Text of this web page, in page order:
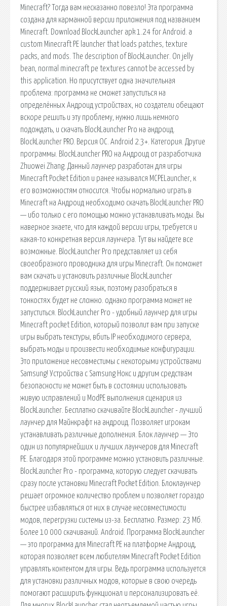
Minecraft? Тогда вам несказанно повезло! Эта программа
создана для карманной версии приложения под названием
Minecraft. Download BlockLauncher apk 1.24 for Android. a
custom Minecraft PE launcher that loads patches, texture
packs, and mods. The description of BlockLauncher. On jelly
bean, normal minecraft pe textures cannot be accessed by
this application. Но присутствует одна значительная
проблема: программа не сможет запуститься на
определённых Андроид устройствах, но создатели обещают
вскоре решить и эту проблему, нужно лишь немного
подождать, и скачать BlockLauncher Pro на андроид.
BlockLauncher PRO. Версия ОС. Android 2.3+. Категория. Другие
программы. BlockLauncher PRO на Андроид от разработчика
Zhuowei Zhang. Данный лаунчер разработан для игры
Minecraft Pocket Edition и ранее назывался MCPELauncher, к
его возможностям относится. Чтобы нормально играть в
Minecraft на Андроид необходимо скачать BlockLauncher PRO
— ибо только с его помощью можно устанавливать моды. Вы
наверное знаете, что для каждой версии игры, требуется и
какая-то конкретная версия лаунчера. Тут вы найдете все
возможные. BlockLauncher Pro представляет из себя
своеобразного проводника для игры Minecraft. Он поможет
вам скачать и установить различные BlockLauncher
поддерживает русский язык, поэтому разобраться в
тонкостях будет не сложно. однако программа может не
запуститься. BlockLauncher Pro - удобный лаунчер для игры
Minecraft pocket Edition, который позволит вам при запуске
игры выбрать текстуры, вбить IP необходимого сервера,
выбрать моды и произвести необходимые конфигурации.
Это приложение несовместимы с некоторыми устройствами
Samsung! Устройства с Samsung Нокс и другим средствам
безопасности не может быть в состоянии использовать
живую исправлений и ModPE выполнения сценария из
BlockLauncher. Бесплатно скачивайте BlockLauncher - лучший
лаунчер для Майнкрафт на андроид. Позволяет игрокам
устанавливать различные дополнения. Блок лаунчер — Это
один из популярнейших и лучших лаунчеров для Minecraft
PE. Благодаря этой программе можно установить различные.
BlockLauncher Pro - программа, которую следует скачивать
сразу после установки Minecraft Pocket Edition. Блоклаунчер
решает огромное количество проблем и позволяет гораздо
быстрее избавляться от них в случае несовместимости
модов, перегрузки системы из-за. Бесплатно. Размер: 23 Мб.
Более 10 000 скачиваний. Android. Программа BlockLauncher
— это программа для Minecraft PE на платформе Андроид,
которая позволяет всем любителям Minecraft Pocket Edition
управлять контентом для игры. Ведь программа используется
для установки различных модов, которые в свою очередь
помогают расширить функционал и персонализировать её.